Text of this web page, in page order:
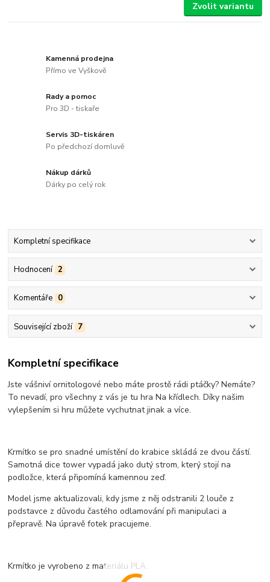
Zvolit variantu
Kamenná prodejna
Přímo ve Vyškově
Rady a pomoc
Pro 3D - tiskaře
Servis 3D-tiskáren
Po předchozí domluvě
Nákup dárků
Dárky po celý rok
Kompletní specifikace
Hodnocení 2
Komentáře 0
Související zboží 7
Kompletní specifikace
Jste vášniví ornitologové nebo máte prostě rádi ptáčky? Nemáte?
To nevadí, pro všechny z vás je tu hra Na křídlech. Díky našim
vylepšením si hru můžete vychutnat jinak a více.
Krmítko se pro snadné umístění do krabice skládá ze dvou částí.
Samotná dice tower vypadá jako dutý strom, který stojí na
podložce, která připomíná kamennou zeď.
Model jsme aktualizovali, kdy jsme z něj odstranili 2 louče z
podstavce z důvodu častého odlamování při manipulaci a
přepravě. Na úpravě fotek pracujeme.
Krmítko je vyrobeno z materiálu PLA.